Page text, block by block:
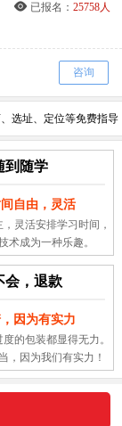
已报名： 25758人
咨询
选址、定位等免费指导
到随学
自由，灵活
灵活安排学习时间，
术成为一种乐趣。
会，退款
因为有实力
的包装都显得无力。
，因为我们有实力！